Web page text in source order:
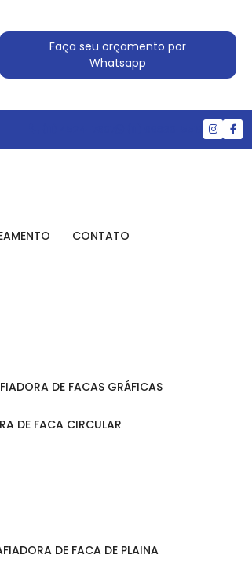
Faça seu orçamento por
Whatsapp
CONTATO
AFIADORA DE FACAS GRÁFICAS
DE FACA CIRCULAR
AFIADORA DE FACA DE PLAINA